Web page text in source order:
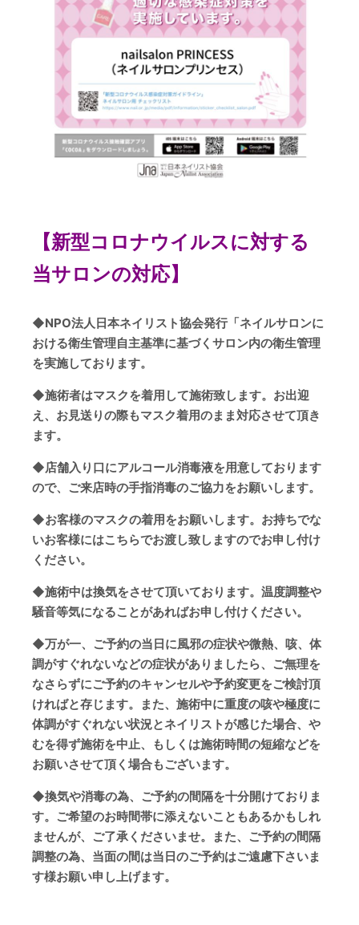
【新型コロナウイルスに対する
当サロンの対応】
◆NPO法人日本ネイリスト協会発行「ネイルサロンに
おける衛生管理自主基準に基づくサロン内の衛生管理
を実施しております。
◆施術者はマスクを着用して施術致します。お出迎
え、お見送りの際もマスク着用のまま対応させて頂き
ます。
◆店舗入り口にアルコール消毒液を用意しております
ので、ご来店時の手指消毒のご協力をお願いします。
◆お客様のマスクの着用をお願いします。お持ちでな
いお客様にはこちらでお渡し致しますのでお申し付け
ください。
◆施術中は換気をさせて頂いております。温度調整や
騒音等気になることがあればお申し付けください。
◆万が一、ご予約の当日に風邪の症状や微熱、咳、体
調がすぐれないなどの症状がありましたら、ご無理を
なさらずにご予約のキャンセルや予約変更をご検討頂
ければと存じます。また、施術中に重度の咳や極度に
体調がすぐれない状況とネイリストが感じた場合、や
むを得ず施術を中止、もしくは施術時間の短縮などを
お願いさせて頂く場合もございます。
◆換気や消毒の為、ご予約の間隔を十分開けておりま
す。ご希望のお時間帯に添えないこともあるかもしれ
ませんが、ご了承くださいませ。また、ご予約の間隔
調整の為、当面の間は当日のご予約はご遠慮下さいま
す様お願い申し上げます。